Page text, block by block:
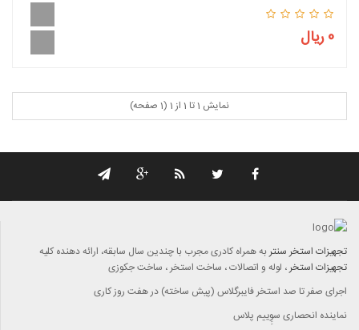
0 ریال
نمایش 1 تا 1 از 1 (1 صفحه)
تجهیزات استخر سنتر به همراه کادری مجرب با چندين سال سابقه، ارائه دهنده کليه
تجهيزات استخر ، لوله و اتصالات ، ساخت استخر ، ساخت جکوزی
اجرای صفر تا صد استخر فایبرگلاس (پیش ساخته) در هفت روز کاری
نماینده انحصاری سوِِییم پلاس